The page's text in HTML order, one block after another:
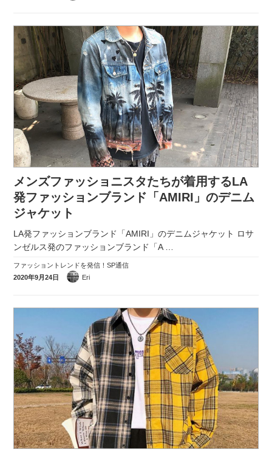
メンズファッショニスタたちが着用するLA
発ファッションブランド「AMIRI」のデニム
ジャケット
LA発ファッションブランド「AMIRI」のデニムジャケット ロサ
ンゼルス発のファッションブランド「A
ファッショントレンドを発信！SP通信
2020年9月24日
Eri